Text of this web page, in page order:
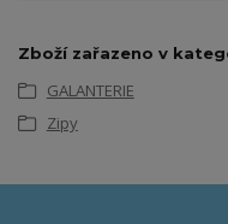
Zboží zařazeno v
GALANTERIE
Zipy